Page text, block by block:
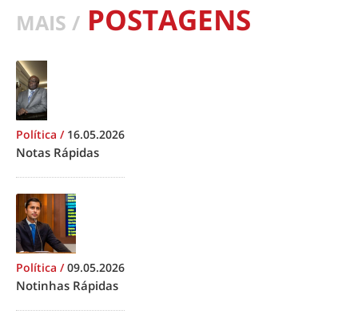
MAIS / POSTAGENS
Política / 16.05.2026
Notas Rápidas
Política /09.05.2026
Notinhas Rápidas